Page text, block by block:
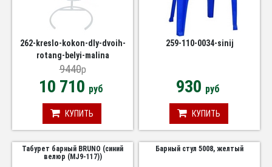
262-kreslo-kokon-dly-dvoih-
rotang-belyi-malina
9440p
10 710 руб
КУПИТЬ
259-110-0034-sinij
930 руб
КУПИТЬ
Табурет барный BRUNO (синий
велюр (MJ9-117))
Барный стул 5008, желтый